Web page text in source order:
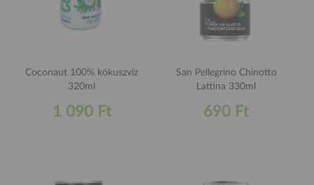
Coconaut 100% kókuszvíz
320ml
1 090 Ft
San Pellegrino Chinotto
Lattina 330ml
690 Ft